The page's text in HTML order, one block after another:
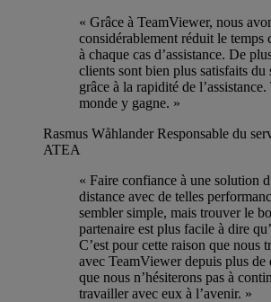
« Grâce à TeamViewer, nous
considérablement réduit le temps
à chaque cas d’assistance. De
clients sont bien plus satisfaits du
grâce à la rapidité de
monde y gagne. »
Rasmus Wåhlander Responsable du
ATEA
« Faire confiance à une solution
distance avec de telles
sembler simple, mais trouver le
partenaire est plus facile à dire
C’est pour cette raison que nous
avec TeamViewer depuis plus de
que nous n’hésiterons pas à
travailler avec eux à l’avenir. »